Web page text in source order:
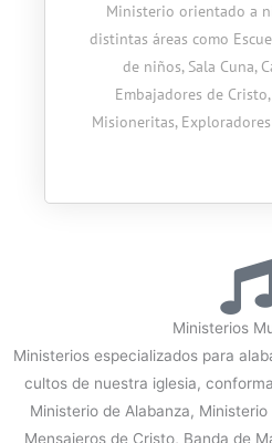
Ministerio orientado a
distintas áreas como
de niños, Sala Cuna,
Embajadores de
Misioneritas,
Ministerios
Ministerios especializados para
cultos de nuestra iglesia,
Ministerio de Alabanza,
Mensajeros de Cristo, Banda de